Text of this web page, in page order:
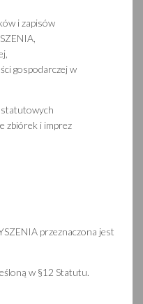
i zapisów
gospodarczej w
statutowych
zbiórek i imprez
przeznaczona jest
w §12 Statutu.